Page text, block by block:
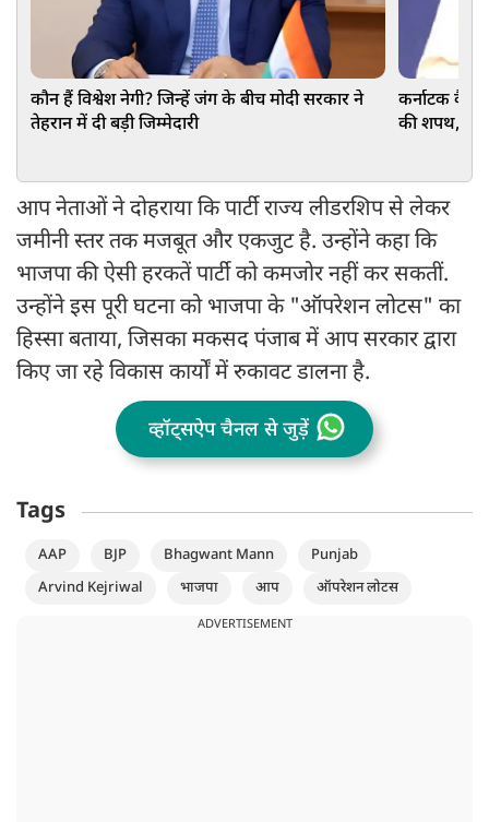
कौन हैं विश्वेश नेगी? जिन्हें जंग के बीच मोदी सरकार ने
तेहरान में दी बड़ी जिम्मेदारी
कर्नाटक
की शपथ,
आप नेताओं ने दोहराया कि पार्टी राज्य लीडरशिप से लेकर
जमीनी स्तर तक मजबूत और एकजुट है. उन्होंने कहा कि
भाजपा की ऐसी हरकतें पार्टी को कमजोर नहीं कर सकतीं.
उन्होंने इस पूरी घटना को भाजपा के "ऑपरेशन लोटस" का
हिस्सा बताया, जिसका मकसद पंजाब में आप सरकार द्वारा
किए जा रहे विकास कार्यों में रुकावट डालना है.
व्हॉट्सऐप चैनल से जुड़ें
Tags
AAP BJP Bhagwant Mann
Punjab
Arvind Kejriwal
भाजपा आप ऑपरेशन लोटस
ADVERTISEMENT